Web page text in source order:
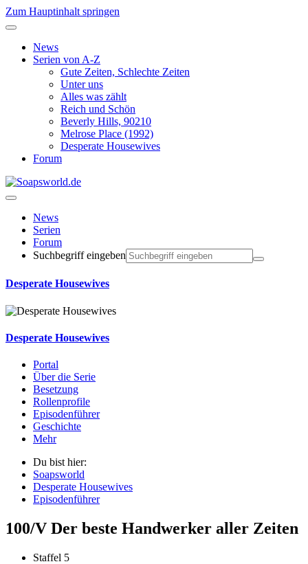
Zum Hauptinhalt springen
News
Serien von A-Z
Gute Zeiten, Schlechte Zeiten
Unter uns
Alles was zählt
Reich und Schön
Beverly Hills, 90210
Melrose Place (1992)
Desperate Housewives
Forum
News
Serien
Forum
Suchbegriff eingeben
Desperate Housewives
Desperate Housewives
Portal
Über die Serie
Besetzung
Rollenprofile
Episodenführer
Geschichte
Mehr
Du bist hier:
Soapsworld
Desperate Housewives
Episodenführer
100/V Der beste Handwerker aller Zeiten
Staffel 5